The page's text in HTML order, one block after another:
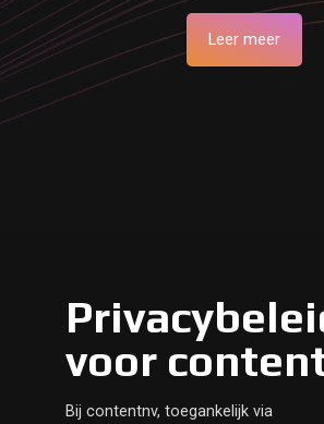
Leer meer
voor
Bij contentnv, toegankelijk via